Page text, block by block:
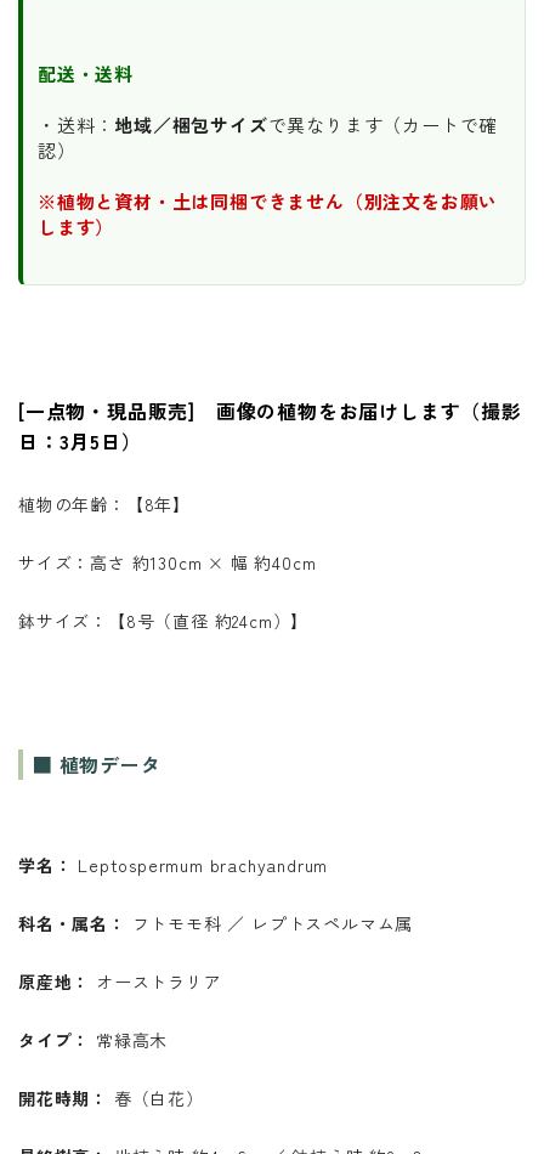
配送・送料
・送料： 地域／梱包サイズで異なります（カートで確
認）
※植物と資材・土は同梱できません（別注文をお願い
します）
[一点物・現品販売] 画像の植物をお届けします（撮影
日：3月5日）
植物の年齢：【8年】
サイズ：高さ 約130cm × 幅 約40cm
鉢サイズ：【8号（直径 約24cm）】
■ 植物データ
学名： Leptospermum brachyandrum
科名・属名： フトモモ科 ／ レプトスペルマム属
原産地： オーストラリア
タイプ： 常緑高木
開花時期： 春（白花）